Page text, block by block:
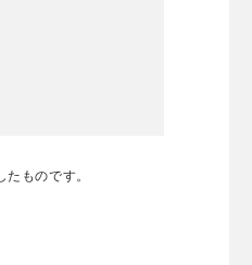
ものです。